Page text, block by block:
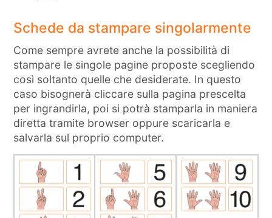
Schede da stampare singolarmente
Come sempre avrete anche la possibilità di
stampare le singole pagine proposte scegliendo
così soltanto quelle che desiderate. In questo
caso bisognerà cliccare sulla pagina prescelta
per ingrandirla, poi si potrà stamparla in maniera
diretta tramite browser oppure scaricarla e
salvarla sul proprio computer.